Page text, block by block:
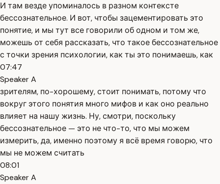
И там везде упоминалось в разном контексте
бессознательное. И вот, чтобы зацементировать это
понятие, и мы тут все говорили об одном и том же,
можешь от себя рассказать, что такое бессознательное
с точки зрения психологии, как ты это понимаешь, как
07:47
Speaker A
зрителям, по-хорошему, стоит понимать, потому что
вокруг этого понятия много мифов и как оно реально
влияет на нашу жизнь. Ну, смотри, поскольку
бессознательное — это не что-то, что мы можем
измерить, да, именно поэтому я всё время говорю, что
мы не можем считать
08:01
Speaker A